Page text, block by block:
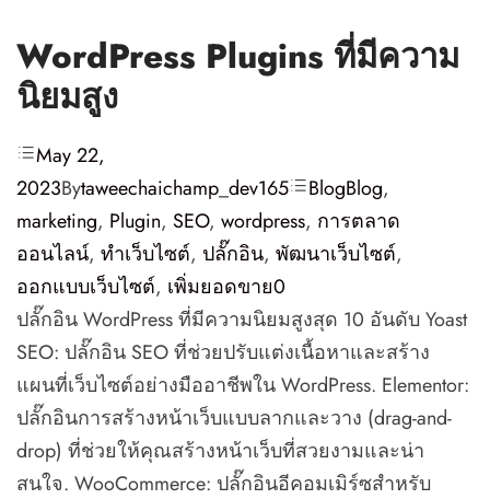
WordPress Plugins ที่มีความ
นิยมสูง
May 22,
2023Bytaweechaichamp_dev165 BlogBlog,
marketing, Plugin, SEO, wordpress, การตลาด
ออนไลน์, ทำเว็บไซต์, ปลั๊กอิน, พัฒนาเว็บไซต์,
ออกแบบเว็บไซต์, เพิ่มยอดขาย0
ปลั๊กอิน WordPress ที่มีความนิยมสูงสุด 10 อันดับ Yoast
SEO: ปลั๊กอิน SEO ที่ช่วยปรับแต่งเนื้อหาและสร้าง
แผนที่เว็บไซต์อย่างมืออาชีพใน WordPress. Elementor:
ปลั๊กอินการสร้างหน้าเว็บแบบลากและวาง (drag-and-
drop) ที่ช่วยให้คุณสร้างหน้าเว็บที่สวยงามและน่า
สนใจ. WooCommerce: ปลั๊กอินอีคอมเมิร์ซสำหรับ